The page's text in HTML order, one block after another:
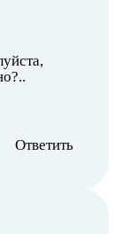
Ответить